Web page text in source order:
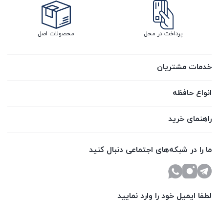
پرداخت در محل محصولات اصل
خدمات مشتریان
انواع حافظه
راهنمای خرید
ما را در شبکه‌های اجتماعی دنبال کنید
لطفا ایمیل خود را وارد نمایید